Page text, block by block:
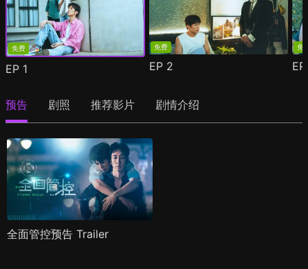
免费
EP 1
免费
EP 2
免
预告 剧照 推荐影片 剧情介绍
全面管控预告 Trailer